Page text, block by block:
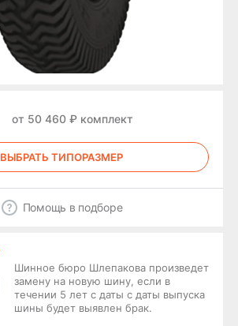
от 50 460 ₽ комплект
ВЫБРАТЬ ТИПОРАЗМЕР
Помощь в подборе
Шинное бюро Шлепакова произведет
замену на новую шину, если в
течении 5 лет с даты с даты выпуска
шины будет выявлен брак.